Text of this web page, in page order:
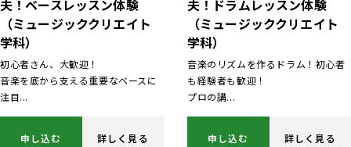
夫！ベースレッスン体験
（ミュージッククリエイト
学科）
初心者さん、大歓迎！
音楽を底から支える重要なベースに
注目...
申し込む 詳しく見る
夫！ドラムレッスン体験
（ミュージッククリエイト
学科）
音楽のリズムを作るドラム！初心者
も経験者も歓迎！
プロの講...
申し込む 詳しく見る